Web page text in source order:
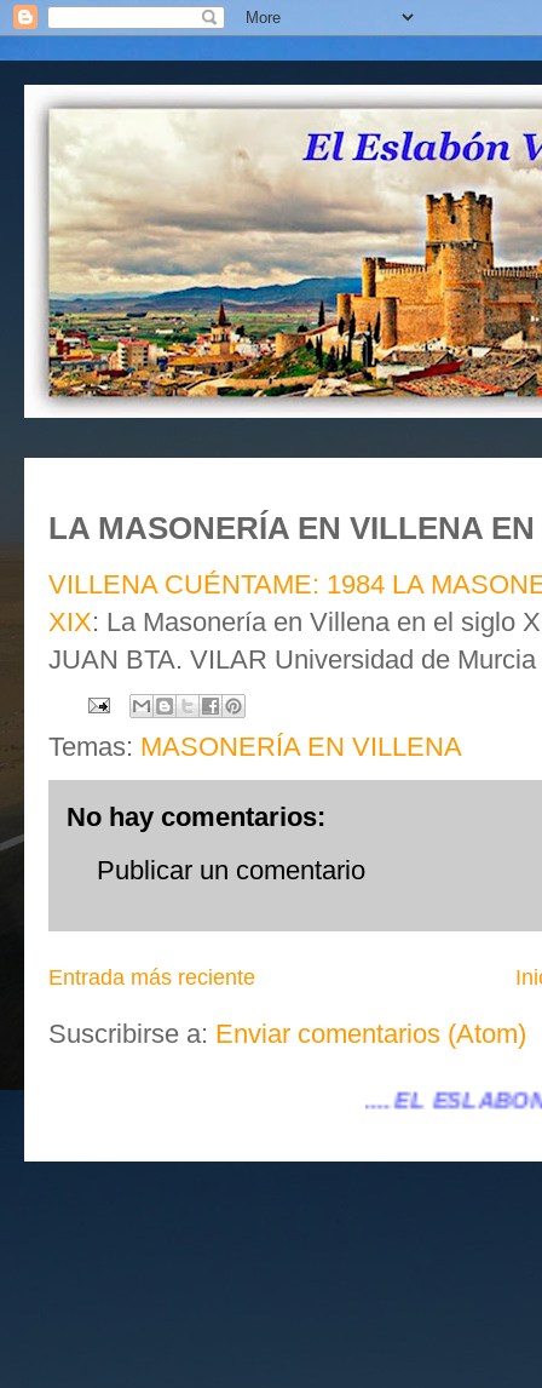
LA MASONERÍA EN VILLENA
VILLENA CUÉNTAME: 1984 LA
XIX: La Masonería en Villena en el siglo
JUAN BTA. VILAR Universidad de
Temas: MASONERÍA EN VILLENA
No hay comentarios:
Publicar un comentario
Entrada más reciente
Suscribirse a: Enviar comentarios (Atom)
.... EL ESLABÓN VILLENA ...